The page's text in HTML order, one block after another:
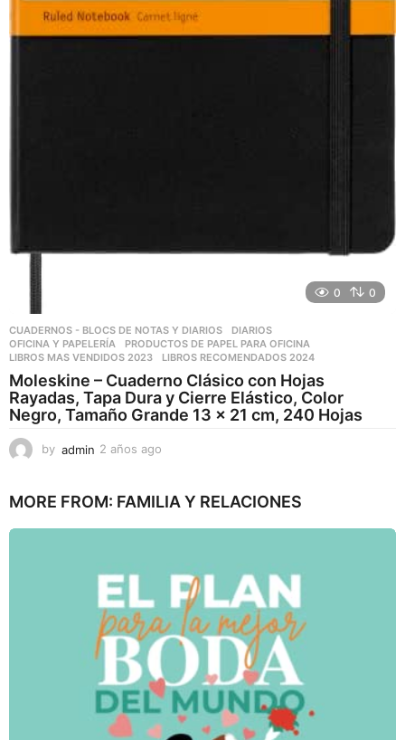
0 0
CUADERNOS - BLOCS DE NOTAS Y DIARIOS ,DIARIOS
OFICINA Y PAPELERÍA
,PRODUCTOS DE PAPEL PARA OFICINA
LIBROS MAS VENDIDOS 2023
,LIBROS RECOMENDADOS 2024
Moleskine – Cuaderno Clásico con Hojas
Rayadas, Tapa Dura y Cierre Elástico, Color
Negro, Tamaño Grande 13 x 21 cm, 240 Hojas
by admin 2 años ago
o
MORE FROM: FAMILIA Y RELACIONES